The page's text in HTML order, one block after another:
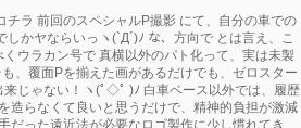
ラ 前回のスペシャルP撮影 にて、自分の車での
かヤならいっヽ(`Д´)ﾉ な、方向で とは言え、こ
ウラカン号で 真横以外のパト化って、実は未製
、覆面Pを揃えた画があるだけでも、ゼロスター
じゃない！ヽ(ﾟ◇ﾟ )ﾉ 白車ベース以外では、履歴
造らなくて良いと思うだけで、精神的負担が激減
だった遠近法が必要なロゴ製作に少し慣れてき